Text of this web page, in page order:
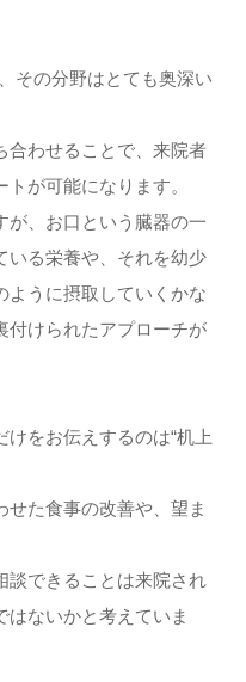
その分野はとても奥深い
合わせることで、来院者
が可能になります。
が、お口という臓器の一
いる栄養や、それを幼少
ように摂取していくかな
付けられたアプローチが
をお伝えするのは“机上
た食事の改善や、望ま
談できることは来院され
はないかと考えていま